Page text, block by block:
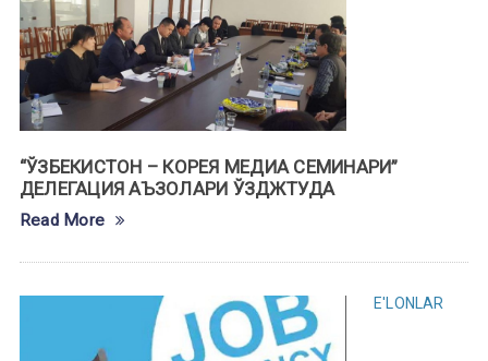
“ЎЗБEКИСТОН – КОРEЯ МEДИА СEМИНАРИ”
ДЕЛЕГАЦИЯ АЪЗОЛАРИ ЎЗДЖТУДА
Read More
E'LONLAR